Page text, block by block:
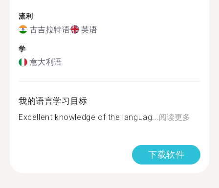
流利
古吉拉特语 英语
学
意大利语
我的语言学习目标
Excellent knowledge of the languag...阅读更多
下载软件